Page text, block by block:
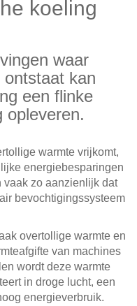
koeling
waar
kan
een flinke
opleveren.
warmte vrijkomt,
energiebesparingen
zo aanzienlijk dat
bevochtigingssysteem
overtollige warmte en
van machines
wordt deze warmte
in droge lucht, een
energieverbruik.